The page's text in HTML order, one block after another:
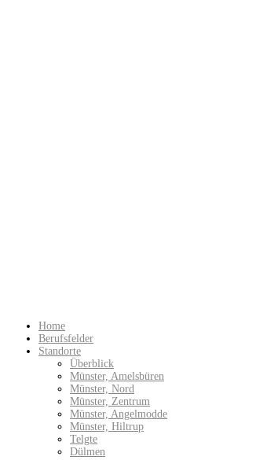
Home
Berufsfelder
Standorte
Überblick
Münster, Amelsbüren
Münster, Nord
Münster, Zentrum
Münster, Angelmodde
Münster, Hiltrup
Telgte
Dülmen